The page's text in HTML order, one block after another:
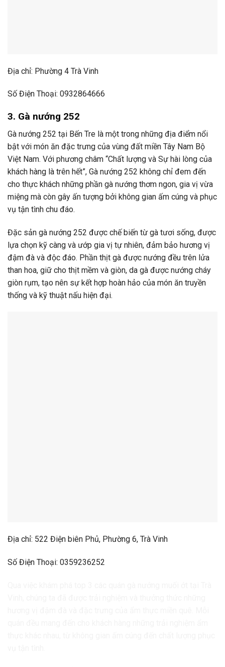
Địa chỉ: Phường 4 Trà Vinh
Số Điện Thoại: 0932864666
3. Gà nướng 252
Gà nướng 252 tại Bến Tre là một trong những địa điểm nổi
bật với món ăn đặc trưng của vùng đất miền Tây Nam Bộ
Việt Nam. Với phương châm “Chất lượng và Sự hài lòng của
khách hàng là trên hết”, Gà nướng 252 không chỉ đem đến
cho thực khách những phần gà nướng thơm ngon, gia vị vừa
miệng mà còn gây ấn tượng bởi không gian ấm cúng và phục
vụ tận tình chu đáo.
Đặc sản gà nướng 252 được chế biến từ gà tươi sống, được
lựa chọn kỹ càng và ướp gia vị tự nhiên, đảm bảo hương vị
đậm đà và độc đáo. Phần thịt gà được nướng đều trên lửa
than hoa, giữ cho thịt mềm và giòn, da gà được nướng cháy
giòn rụm, tạo nên sự kết hợp hoàn hảo của món ăn truyền
thống và kỹ thuật nấu hiện đại.
Địa chỉ: 522 Điện biên Phủ, Phường 6, Trà Vinh
Số Điện Thoại: 0359236252